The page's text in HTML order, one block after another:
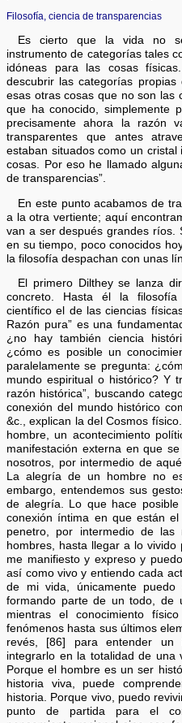
Filosofía, ciencia de transparencias
Es cierto que la vida no
instrumento de categorías tales
idóneas para las cosas
descubrir las categorías
esas otras cosas que no son las
que ha conocido, simplemente
precisamente ahora la razón
transparentes que antes
estaban situados como un
cosas. Por eso he llamado
de transparencias”.
En este punto acabamos de
a la otra vertiente; aquí
van a ser después grandes ríos.
en su tiempo, poco conocidos
la filosofía despachan con unas
El primero Dilthey se lanza
concreto. Hasta él la filosofía
científico el de las ciencias
Razón pura” es una
¿no hay también ciencia
¿cómo es posible un
paralelamente se pregunta:
mundo espiritual o histórico? Y
razón histórica”, buscando
conexión del mundo histórico
&c., explican la del Cosmos
hombre, un acontecimiento
manifestación externa en que
nosotros, por intermedio de
La alegría de un hombre no
embargo, entendemos sus
de alegría. Lo que hace
conexión íntima en que están
penetro, por intermedio de las
hombres, hasta llegar a lo
me manifiesto y expreso y
así como vivo y entiendo cada
de mi vida, únicamente
formando parte de un todo, de
mientras el conocimiento
fenómenos hasta sus últimos
revés, [86] para entender un
integrarlo en la totalidad de una
Porque el hombre es un ser
historia viva, puede
historia. Porque vivo, puedo
punto de partida para el